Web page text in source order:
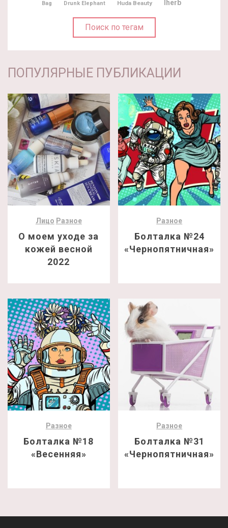
Bag Drunk Elephant Huda Beauty Iherb
Поиск по тегам
ПОПУЛЯРНЫЕ ПУБЛИКАЦИИ
Лицо Разное
О моем уходе за
кожей весной
2022
Разное
Болталка №24
«Чернопятничная»
Разное
Болталка №18
«Весенняя»
Разное
Болталка №31
«Чернопятничная»